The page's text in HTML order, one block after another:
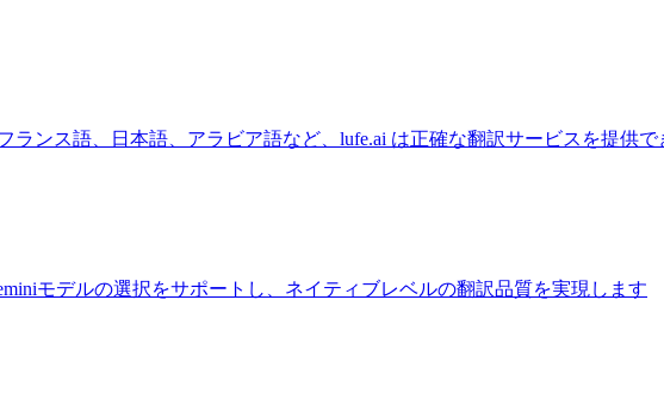
ランス語、日本語、アラビア語など、lufe.ai は正確な翻訳サービスを提供で
モデルの選択をサポートし、ネイティブレベルの翻訳品質を実現します